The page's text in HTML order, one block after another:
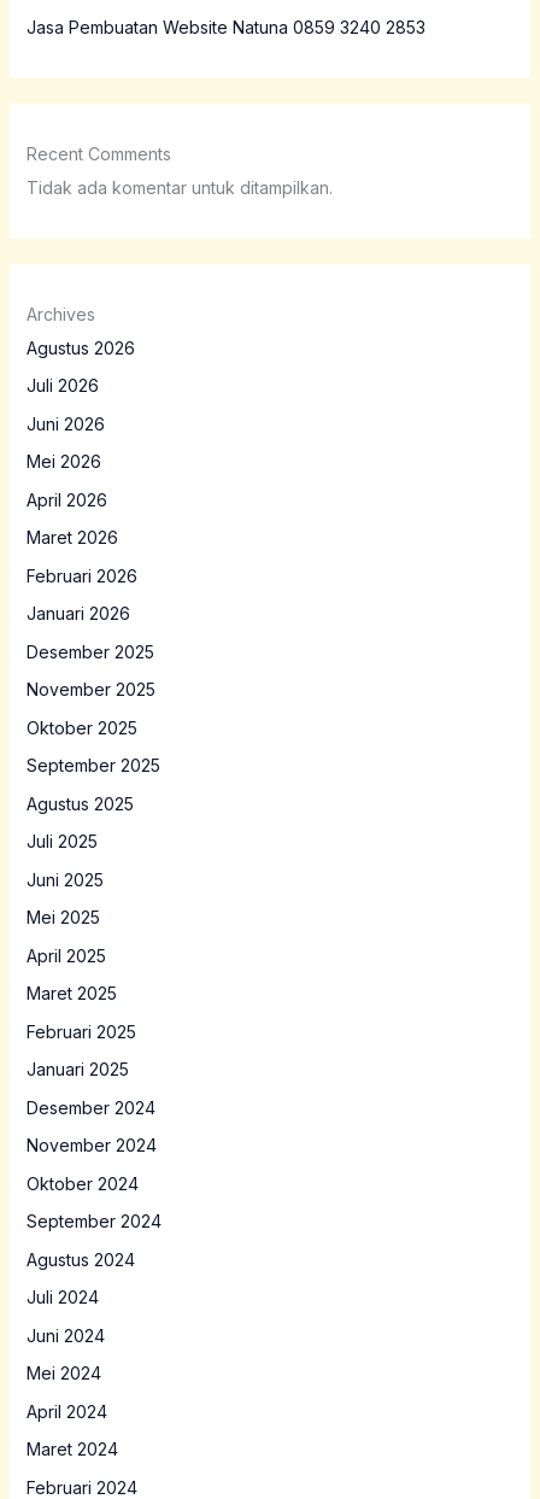
Jasa Pembuatan Website Natuna 0859 3240 2853
Recent Comments
Tidak ada komentar untuk ditampilkan.
Archives
Agustus 2026
Juli 2026
Juni 2026
Mei 2026
April 2026
Maret 2026
Februari 2026
Januari 2026
Desember 2025
November 2025
Oktober 2025
September 2025
Agustus 2025
Juli 2025
Juni 2025
Mei 2025
April 2025
Maret 2025
Februari 2025
Januari 2025
Desember 2024
November 2024
Oktober 2024
September 2024
Agustus 2024
Juli 2024
Juni 2024
Mei 2024
April 2024
Maret 2024
Februari 2024